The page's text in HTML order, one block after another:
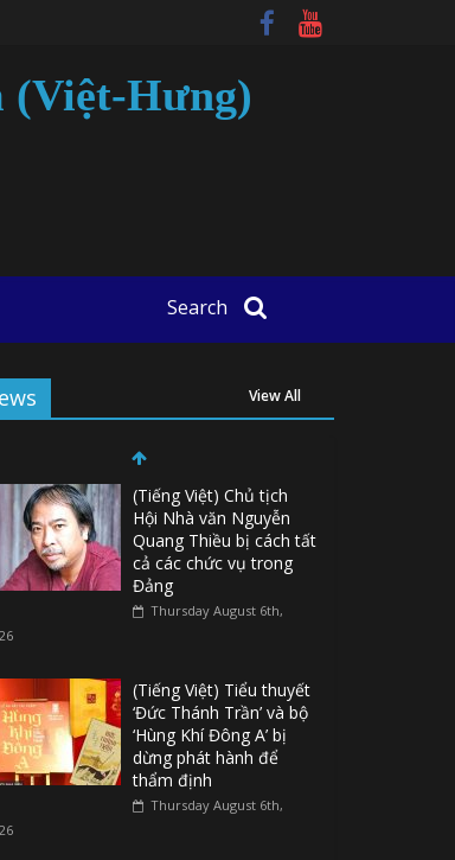
(Việt-Hưng)
Search
View All
(Tiếng Việt) Chủ tịch
Hội Nhà văn Nguyễn
Quang Thiều bị cách tất
cả các chức vụ trong
Đảng
Thursday August 6th,
(Tiếng Việt) Tiểu thuyết
‘Đức Thánh Trần’ và bộ
‘Hùng Khí Đông A’ bị
dừng phát hành để
thẩm định
Thursday August 6th,